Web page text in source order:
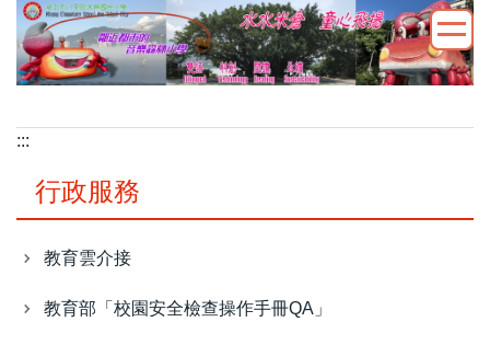
跳
到
主
容
:::
行政服務
教育雲介接
教育部「校園安全檢查操作手冊QA」